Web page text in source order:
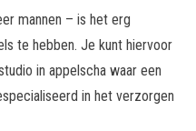
mannen – is het erg
te hebben. Je kunt hiervoor
in appelscha waar een
in het verzorgen